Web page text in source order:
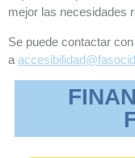
mejor las necesidades
Se puede contactar
a